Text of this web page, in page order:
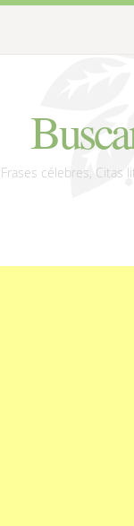
Frases célebres, Citas